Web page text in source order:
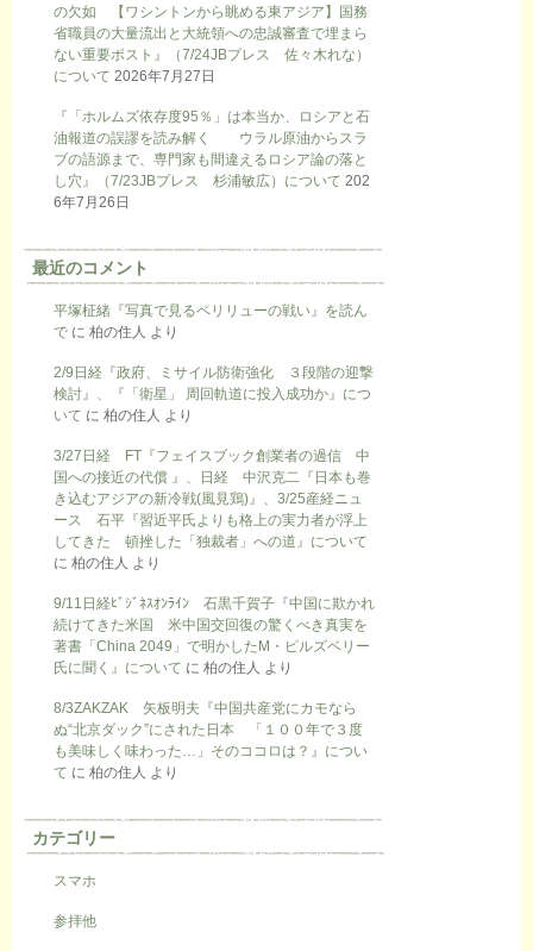
の欠如 【ワシントンから眺める東アジア】国務
省職員の大量流出と大統領への忠誠審査で埋まら
ない重要ポスト』（7/24JBプレス 佐々木れな）
について 2026年7月27日
『「ホルムズ依存度95％」は本当か、ロシアと石
油報道の誤謬を読み解く ウラル原油からスラ
ブの語源まで、専門家も間違えるロシア論の落と
し穴』（7/23JBプレス 杉浦敏広）について 202
6年7月26日
最近のコメント
平塚柾緒『写真で見るペリリューの戦い』を読ん
で に 柏の住人 より
2/9日経『政府、ミサイル防衛強化 ３段階の迎撃
検討』、『「衛星」 周回軌道に投入成功か』につ
いて に 柏の住人 より
3/27日経 FT『フェイスブック創業者の過信 中
国への接近の代償 』、日経 中沢克二『日本も巻
き込むアジアの新冷戦(風見鶏)』、3/25産経ニュ
ース 石平『習近平氏よりも格上の実力者が浮上
してきた 頓挫した「独裁者」への道』について
に 柏の住人 より
9/11日経ﾋﾞｼﾞﾈｽｵﾝﾗｲﾝ 石黒千賀子『中国に欺かれ
続けてきた米国 米中国交回復の驚くべき真実を
著書「China 2049」で明かしたM・ピルズベリー
氏に聞く』について に 柏の住人 より
8/3ZAKZAK 矢板明夫『中国共産党にカモなら
ぬ“北京ダック”にされた日本 「１００年で３度
も美味しく味わった…」そのココロは？』につい
て に 柏の住人 より
カテゴリー
スマホ
参拝他